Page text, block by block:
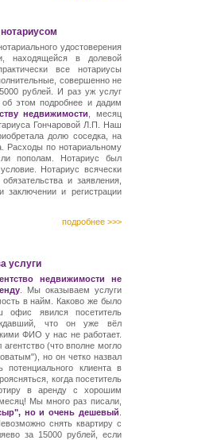
удостоверения
находящейся в долевой
все нотариусы
совершенно не
рублей. И раз уж услуг
этом подробнее и дадим
недвижимости
, месяц
Гончаровой Л.П. Наш
долю соседка, на
Расходы по нотариальному
пополам. Нотариус был
Нотариус всячески
и заявления,
заключении и регистрации
подробнее >>>
услуги
недвижимости не
. Мы оказываем услуги
в найм. Каково же было
офис явился посетитель
что он уже вёл
ФИО у нас не работает.
(что вполне могло
но он четко назвал
клиента в
когда посетитель
в аренду с хорошим
Мы много раз писали,
но и очень дешевый
снять квартиру с
за 15000 рублей, если